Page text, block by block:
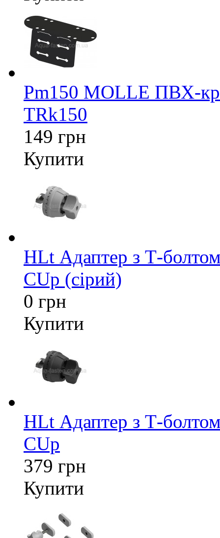
Pm150 MOLLE ПВХ-
TRk150
149 грн
Купити
HLt Адаптер з Т-
CUp (сірий)
0 грн
Купити
HLt Адаптер з Т-
CUp
379 грн
Купити